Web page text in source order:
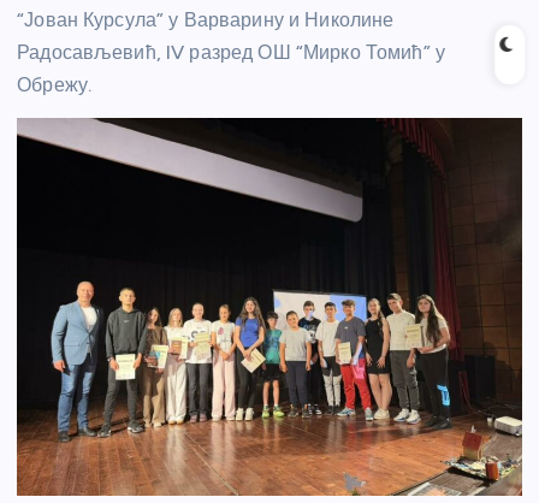
“Јован Курсула” у Варварину и Николине
Радосављевић, IV разред ОШ “Мирко Томић” у
Обрежу.